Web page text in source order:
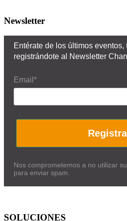
Newsletter
Entérate de los últimos
registrándote al Newsletter
Email*
Nos comprometemos a no utilizar
para enviar spam.
SOLUCIONES